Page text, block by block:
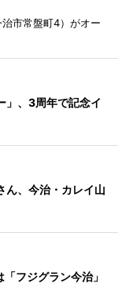
市常盤町4）がオー
」、3周年で記念イ
ん、今治・カレイ山
フジグラン今治」